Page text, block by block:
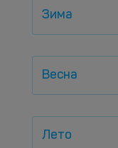
Зима
Весна
Лето